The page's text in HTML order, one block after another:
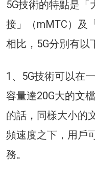
5G技術的特點是
接」（mMTC）及
相比，5G分別有以
1、5G技術可以在
容量達20G大的文
的話，同樣大小的
頻速度之下，用戶
務。